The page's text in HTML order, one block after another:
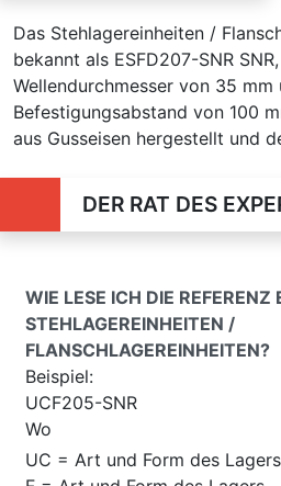
Das Stehlagereinheiten /
bekannt als ESFD207-SNR
Wellendurchmesser von 35 mm
Befestigungsabstand von 100
aus Gusseisen hergestellt und
DER RAT DES
WIE LESE ICH DIE REFERENZ
STEHLAGEREINHEITEN /
FLANSCHLAGEREINHEITEN?
Beispiel:
UCF205-SNR
Wo
UC = Art und Form des Lagers